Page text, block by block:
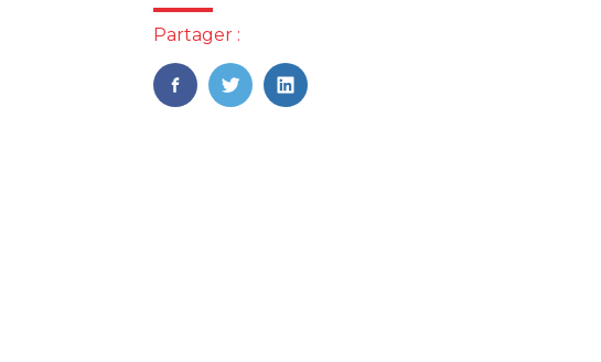
Partager :
FaceBook
TwitterLinkedIn